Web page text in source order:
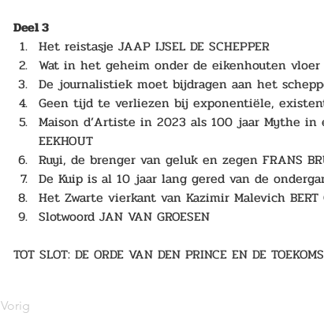
Deel 3
Het reistasje JAAP IJSEL DE SCHEPPER
Wat in het geheim onder de eikenhouten vloer
De journalistiek moet bijdragen aan het
Geen tijd te verliezen bij exponentiële,
Maison d’Artiste in 2023 als 100 jaar Mythe
EEKHOUT
Ruyi, de brenger van geluk en zegen FRANS
De Kuip is al 10 jaar lang gered van de
Het Zwarte vierkant van Kazimir Malevich BERT
Slotwoord JAN VAN GROESEN
TOT SLOT: DE ORDE VAN DEN PRINCE EN DE
Vorig